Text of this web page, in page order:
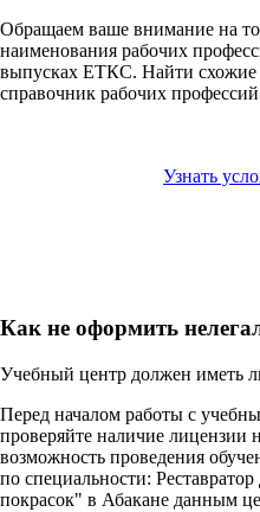
Обращаем ваше внимание на
наименования рабочих
выпусках ЕТКС. Найти схожие
справочник рабочих
Узнать
Как не оформить
Учебный центр должен иметь
Перед началом работы с
проверяйте наличие лицензии
возможность проведения
по специальности:
покрасок" в Абакане данным